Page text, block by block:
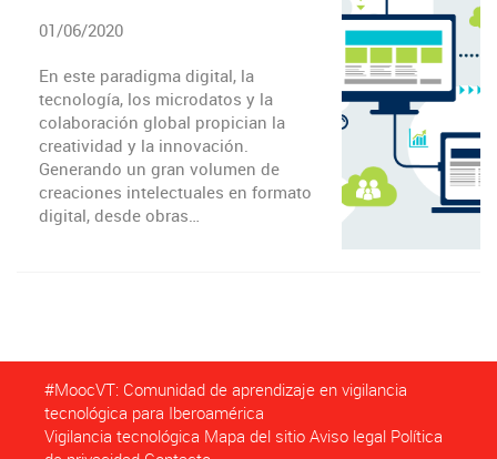
01/06/2020
En este paradigma digital, la
tecnología, los microdatos y la
colaboración global propician la
creatividad y la innovación.
Generando un gran volumen de
creaciones intelectuales en formato
digital, desde obras…
#MoocVT: Comunidad de aprendizaje en vigilancia
tecnológica para Iberoamérica
Vigilancia tecnológica Mapa del sitio Aviso legal Política